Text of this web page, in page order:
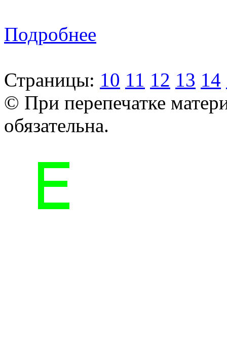
Подробнее
Страницы: 10 11 12 13 14
© При перепечатке
обязательна.